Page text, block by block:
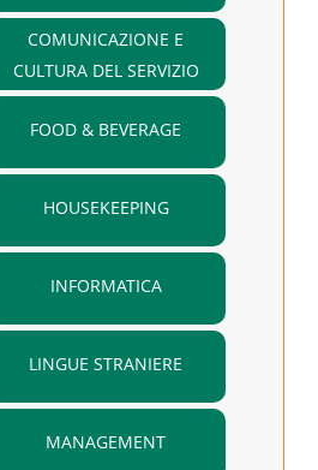
COMUNICAZIONE E
CULTURA DEL SERVIZIO
FOOD & BEVERAGE
HOUSEKEEPING
INFORMATICA
LINGUE STRANIERE
MANAGEMENT